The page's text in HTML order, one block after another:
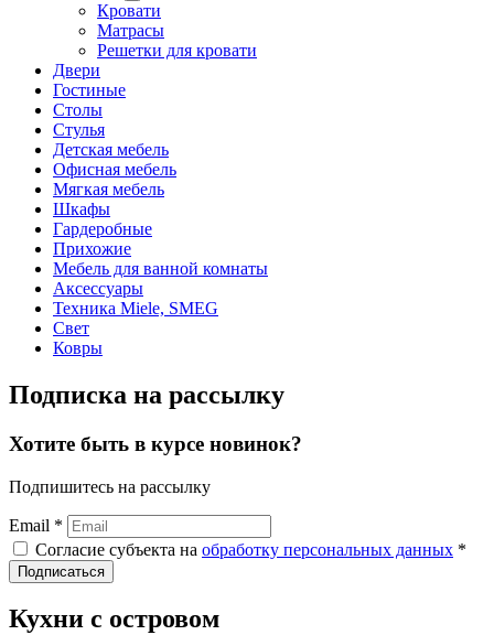
Кровати
Матрасы
Решетки для кровати
Двери
Гостиные
Столы
Стулья
Детская мебель
Офисная мебель
Мягкая мебель
Шкафы
Гардеробные
Прихожие
Мебель для ванной комнаты
Аксессуары
Техника Miele, SMEG
Свет
Ковры
Подписка на рассылку
Хотите быть в курсе новинок?
Подпишитесь на рассылку
Email *
Согласие субъекта на обработку персональных данных *
Подписаться
Кухни с островом